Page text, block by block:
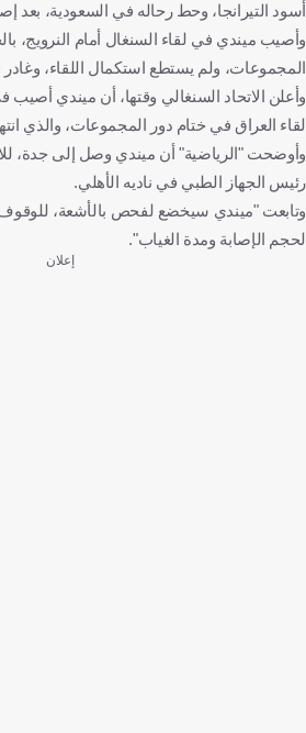
أسود التيرانجا، وحط رحاله في السعودية، بعد
وأصيب ميندي في لقاء السنغال أمام النرويج،
المجموعات، ولم يستطع استكمال اللقاء، وغادر
وأعلن الاتحاد السنغالي وقتها، أن ميندي
لقاء العراق في ختام دور المجموعات، والذي انتهى
وأوضحت "الرياضية" أن ميندي وصل إلى جدة،
رئيس الجهاز الطبي في ناديه الأهلي.
وتابعت "ميندي سيخضع لفحص بالأشعة،
لحجم الإصابة ومدة الغياب".
إعلان